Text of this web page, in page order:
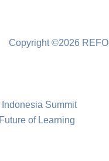
Copyright ©2026 REFO
Summit
of Learning